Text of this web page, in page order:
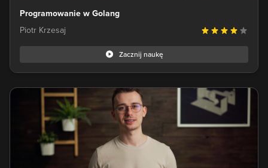
Programowanie w Golang
Piotr Krzesaj
Zacznij naukę